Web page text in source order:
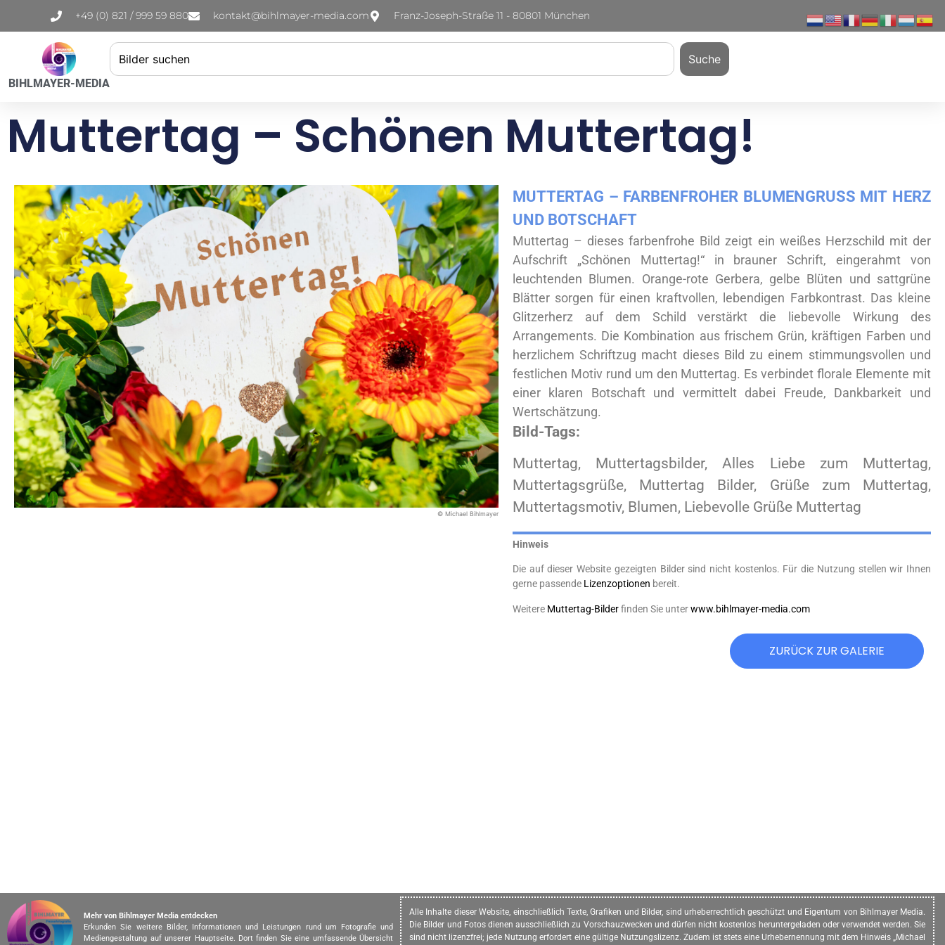
+49 (0) 821 / 999 59 880 kontakt@bihlmayer-media.com Franz-Joseph-Straße 11 - 80801 München
BIHLMAYER-MEDIA
Suche
Muttertag – Schönen Muttertag!
© Michael Bihlmayer
MUTTERTAG – FARBENFROHER BLUMENGRUSS MIT HERZ U
ND BOTSCHAFT
Muttertag – dieses farbenfrohe Bild zeigt ein weißes Herzschild mit der
Aufschrift „Schönen Muttertag!“ in brauner Schrift, eingerahmt von
leuchtenden Blumen. Orange-rote Gerbera, gelbe Blüten und sattgrüne
Blätter sorgen für einen kraftvollen, lebendigen Farbkontrast. Das kleine
Glitzerherz auf dem Schild verstärkt die liebevolle Wirkung des
Arrangements. Die Kombination aus frischem Grün, kräftigen Farben und
herzlichem Schriftzug macht dieses Bild zu einem stimmungsvollen und
festlichen Motiv rund um den Muttertag. Es verbindet florale Elemente mit
einer klaren Botschaft und vermittelt dabei Freude, Dankbarkeit und
Wertschätzung.
Bild-Tags:
Muttertag, Muttertagsbilder, Alles Liebe zum Muttertag,
Muttertagsgrüße, Muttertag Bilder, Grüße zum Muttertag,
Muttertagsmotiv, Blumen, Liebevolle Grüße Muttertag
Hinweis
Die auf dieser Website gezeigten Bilder sind nicht kostenlos. Für die Nutzung stellen wir Ihnen
gerne passende Lizenzoptionen bereit.
Weitere Muttertag-Bilderfinden Sie unterwww.bihlmayer-media.com
ZURÜCK ZUR GALERIE
Mehr von Bihlmayer Media entdecken
Erkunden Sie weitere Bilder, Informationen und Leistungen rund um Fotografie und
Mediengestaltung auf unserer Hauptseite. Dort finden Sie eine umfassende Übersicht
Alle Inhalte dieser Website, einschließlich Texte, Grafiken und Bilder, sind urheberrechtlich geschützt und Eigentum von Bihlmayer Media.
Die Bilder und Fotos dienen ausschließlich zu Vorschauzwecken und dürfen nicht kostenlos heruntergeladen oder verwendet werden. Sie
sind nicht lizenzfrei; jede Nutzung erfordert eine gültige Nutzungslizenz. Zudem ist stets eine Urhebernennung mit dem Hinweis „Michael